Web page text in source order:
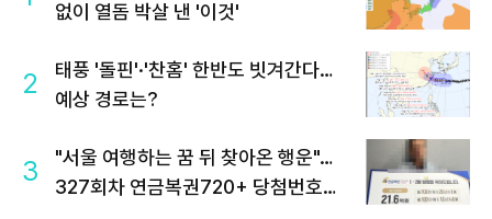
없이 열돔 박살 낸 '이것'
2
태풍 '돌핀'·'찬홈' 한반도 빗겨간다…
예상 경로는?
3
"서울 여행하는 꿈 뒤 찾아온 행운"…
327회차 연금복권720+ 당첨번호조